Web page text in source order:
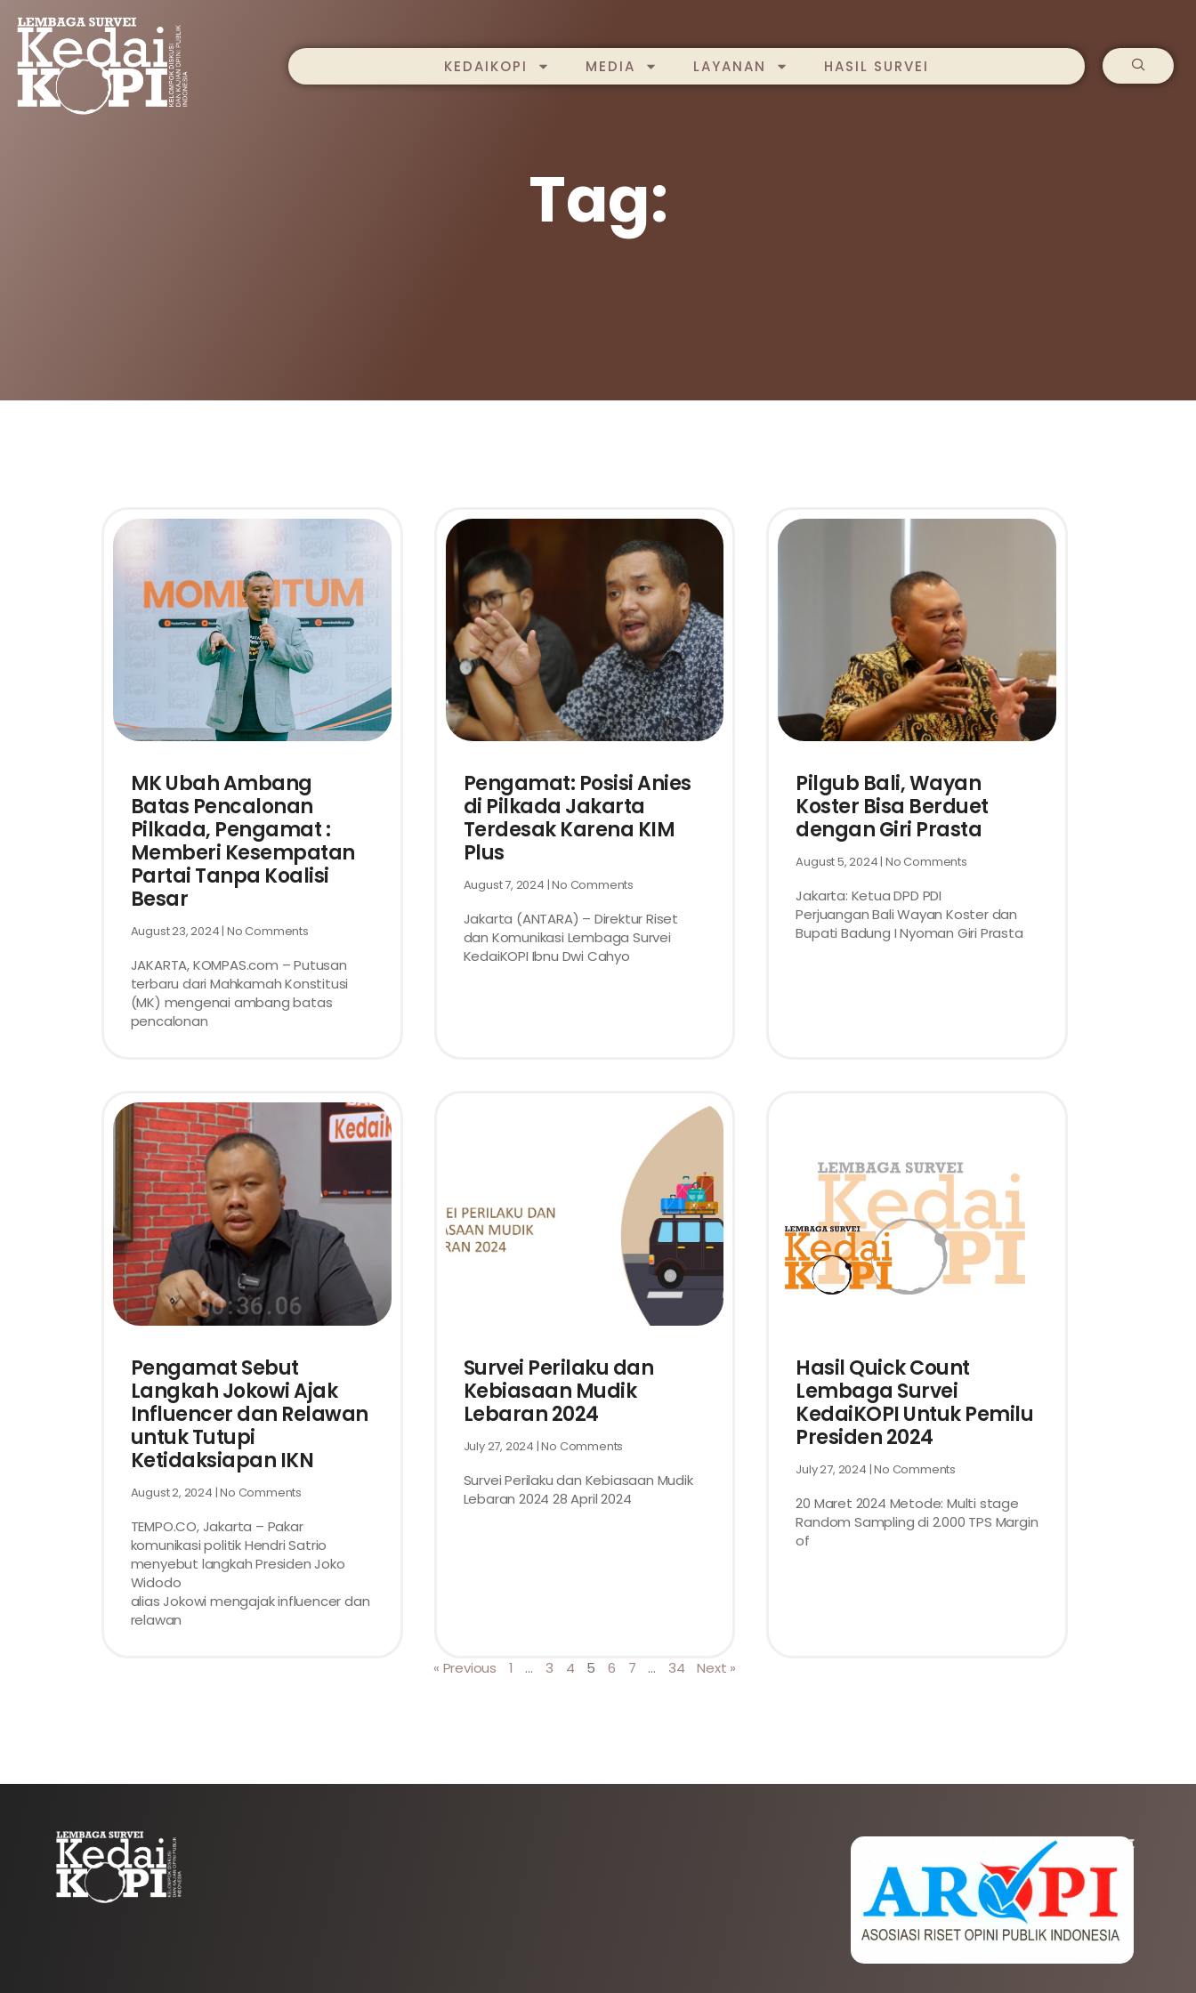
KEDAIKOPI MEDIA LAYANAN HASIL SURVEI
Tag:
MK Ubah Ambang
Batas Pencalonan
Pilkada, Pengamat :
Memberi Kesempatan
Partai Tanpa Koalisi
Besar
August 23, 2024 No Comments
JAKARTA, KOMPAS.com – Putusan
terbaru dari Mahkamah Konstitusi
(MK) mengenai ambang batas
pencalonan
Pengamat: Posisi Anies
di Pilkada Jakarta
Terdesak Karena KIM
Plus
August 7, 2024 No Comments
Jakarta (ANTARA) – Direktur Riset
dan Komunikasi Lembaga Survei
KedaiKOPI Ibnu Dwi Cahyo
Pilgub Bali, Wayan
Koster Bisa Berduet
dengan Giri Prasta
August 5, 2024 No Comments
Jakarta: Ketua DPD PDI
Perjuangan Bali Wayan Koster dan
Bupati Badung I Nyoman Giri Prasta
Pengamat Sebut
Langkah Jokowi Ajak
Influencer dan Relawan
untuk Tutupi
Ketidaksiapan IKN
August 2, 2024 No Comments
TEMPO.CO, Jakarta – Pakar
komunikasi politik Hendri Satrio
menyebut langkah Presiden Joko
Widodo
alias Jokowi mengajak influencer dan
relawan
Survei Perilaku dan
Kebiasaan Mudik
Lebaran 2024
July 27, 2024 No Comments
Survei Perilaku dan Kebiasaan Mudik
Lebaran 2024 28 April 2024
Hasil Quick Count
Lembaga Survei
KedaiKOPI Untuk Pemilu
Presiden 2024
July 27, 2024 No Comments
20 Maret 2024 Metode: Multi stage
Random Sampling di 2.000 TPS Margin
of
« Previous 1 … 3 4 5 6 7 … 34 Next »
AFILIASI